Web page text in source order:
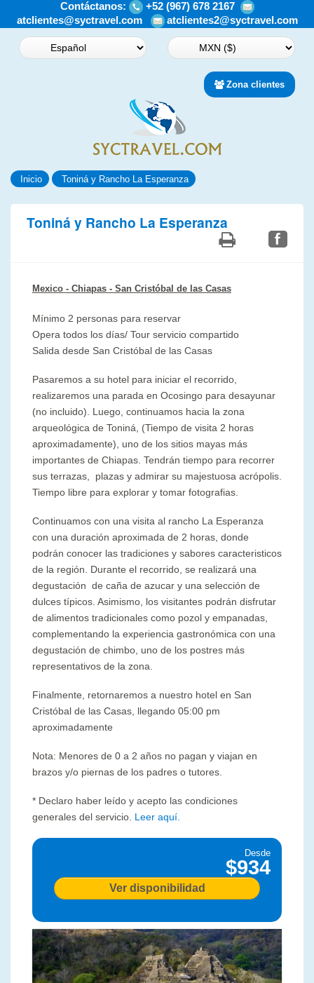
Contáctanos:
+52 (967) 678 2167
atclientes@syctravel.com
atclientes2@syctravel.com
Zona clientes
Inicio Toniná y Rancho La Esperanza
Toniná y Rancho La Esperanza
Mexico - Chiapas - San Cristóbal de las Casas
Mínimo 2 personas para reservar
Opera todos los días/ Tour servicio compartido
Salida desde San Cristóbal de las Casas
Pasaremos a su hotel para iniciar el recorrido,
realizaremos una parada en Ocosingo para desayunar
(no incluido). Luego, continuamos hacia la zona
arqueológica de Toniná, (Tiempo de visita 2 horas
aproximadamente), uno de los sitios mayas más
importantes de Chiapas. Tendrán tiempo para recorrer
sus terrazas, plazas y admirar su majestuosa acrópolis.
Tiempo libre para explorar y tomar fotografias.
Continuamos con una visita al rancho La Esperanza
con una duración aproximada de 2 horas, donde
podrán conocer las tradiciones y sabores caracteristicos
de la región. Durante el recorrido, se realizará una
degustación de caña de azucar y una selección de
dulces típicos. Asimismo, los visitantes podrán disfrutar
de alimentos tradicionales como pozol y empanadas,
complementando la experiencia gastronómica con una
degustación de chimbo, uno de los postres más
representativos de la zona.
Finalmente, retornaremos a nuestro hotel en San
Cristóbal de las Casas, llegando 05:00 pm
aproximadamente
Nota: Menores de 0 a 2 años no pagan y viajan en
brazos y/o piernas de los padres o tutores.
* Declaro haber leído y acepto las condiciones
generales del servicio. Leer aquí.
Desde
$934
Ver disponibilidad